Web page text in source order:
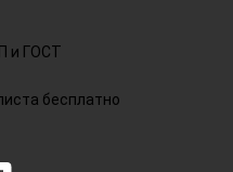
и ГОСТ
бесплатно